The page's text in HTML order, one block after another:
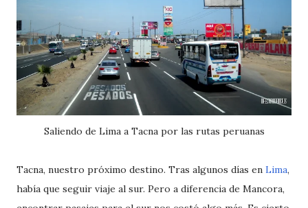
Saliendo de Lima a Tacna por las rutas peruanas
Tacna, nuestro próximo destino. Tras algunos días en Lima,
había que seguir viaje al sur. Pero a diferencia de Mancora,